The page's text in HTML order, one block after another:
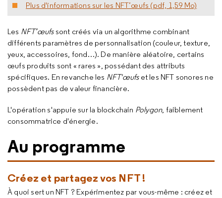
Plus d'informations sur les NFT’œufs (pdf, 1,59 Mo)
Les NFT’œufssont créés via un algorithme combinant
différents paramètres de personnalisation (couleur, texture,
yeux, accessoires, fond…). De manière aléatoire, certains
œufs produits sont « rares », possédant des attributs
spécifiques. En revanche les NFT'œufset les NFT sonores ne
possèdent pas de valeur financière.
L'opération s'appuie sur la blockchain Polygon, faiblement
consommatrice d'énergie.
Au programme
Créez et partagez vos NFT !
À quoi sert un NFT ? Expérimentez par vous-même : créez et